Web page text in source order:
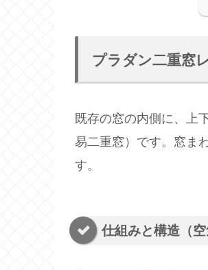
プラダン二重窓
既存の窓の内側に、上
易二重窓）です。窓ま
す。
仕組みと構造（空